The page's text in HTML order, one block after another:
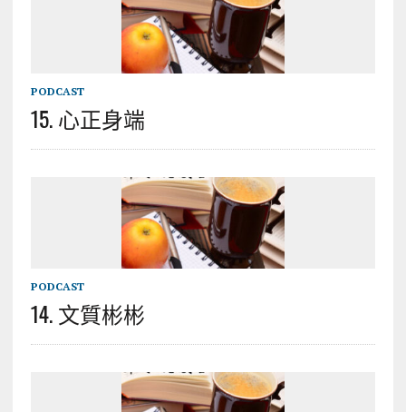
PODCAST
15. 心正身端
PODCAST
14. 文質彬彬